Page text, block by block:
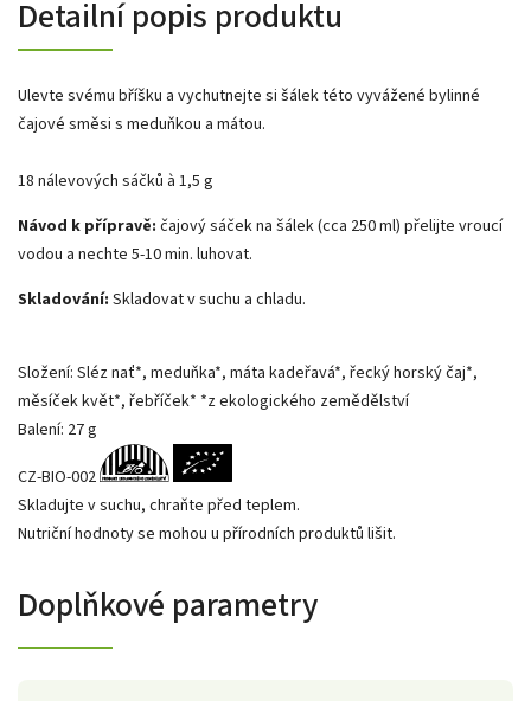
Detailní popis produktu
Ulevte svému bříšku a vychutnejte si šálek této vyvážené bylinné
čajové směsi s meduňkou a mátou.
18 nálevových sáčků à 1,5 g
Návod k přípravě: čajový sáček na šálek (cca 250 ml) přelijte vroucí
vodou a nechte 5-10 min. luhovat.
Skladování: Skladovat v suchu a chladu.
Složení: Sléz nať*, meduňka*, máta kadeřavá*, řecký horský čaj*,
měsíček květ*, řebříček* *z ekologického zemědělství
Balení: 27 g
CZ-BIO-002
Skladujte v suchu, chraňte před teplem.
Nutriční hodnoty se mohou u přírodních produktů lišit.
Doplňkové parametry